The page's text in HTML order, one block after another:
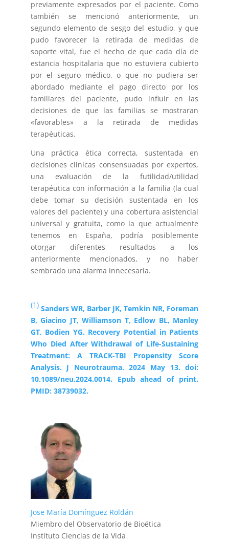
previamente expresados por el paciente. Como
también se mencionó anteriormente, un
segundo elemento de sesgo del estudio, y que
pudo favorecer la retirada de medidas de
soporte vital, fue el hecho de que cada día de
estancia hospitalaria que no estuviera cubierto
por el seguro médico, o que no pudiera ser
abordado mediante el pago directo por los
familiares del paciente, pudo influir en las
decisiones de que las familias se mostraran
«favorables» a la retirada de medidas
terapéuticas.
Una práctica ética correcta, sustentada en
decisiones clínicas consensuadas por expertos,
una evaluación de la futilidad/utilidad
terapéutica con información a la familia (la cual
debe tomar su decisión sustentada en los
valores del paciente) y una cobertura asistencial
universal y gratuita, como la que actualmente
tenemos en España, podría posiblemente
otorgar diferentes resultados a los
anteriormente mencionados, y no haber
sembrado una alarma innecesaria.
(1) Sanders WR, Barber JK, Temkin NR, Foreman
B, Giacino JT, Williamson T, Edlow BL, Manley
GT, Bodien YG. Recovery Potential in Patients
Who Died After Withdrawal of Life-Sustaining
Treatment: A TRACK-TBI Propensity Score
Analysis. J Neurotrauma. 2024 May 13. doi:
10.1089/neu.2024.0014. Epub ahead of print.
PMID: 38739032.
Jose María Domínguez Roldán
Miembro del Observatorio de Bioética
Instituto Ciencias de la Vida